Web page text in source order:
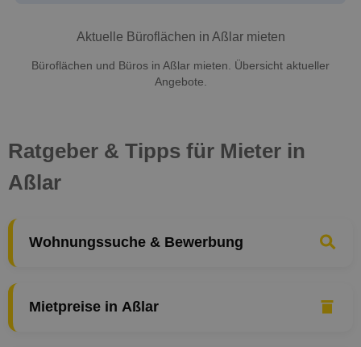
Aktuelle Büroflächen in Aßlar mieten
Büroflächen und Büros in Aßlar mieten. Übersicht aktueller
Angebote.
Ratgeber & Tipps für Mieter in
Aßlar
Wohnungssuche & Bewerbung
Mietpreise in Aßlar